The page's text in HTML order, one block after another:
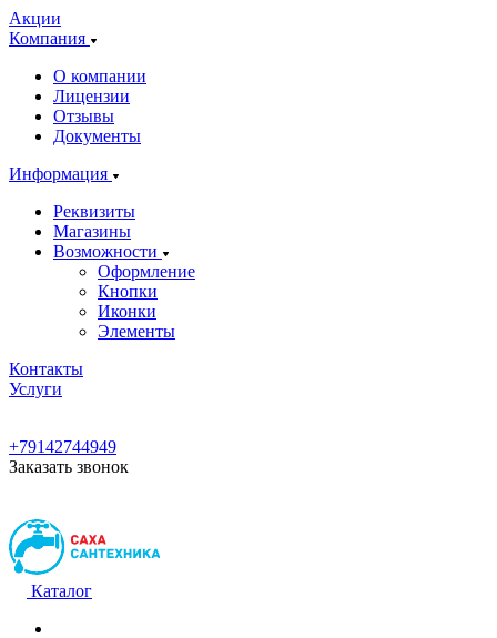
Акции
Компания
О компании
Лицензии
Отзывы
Документы
Информация
Реквизиты
Магазины
Возможности
Оформление
Кнопки
Иконки
Элементы
Контакты
Услуги
+79142744949
Заказать звонок
Каталог